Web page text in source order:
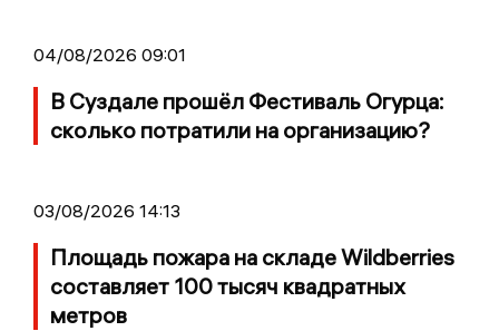
04/08/2026 09:01
В Суздале прошёл Фестиваль Огурца:
сколько потратили на организацию?
03/08/2026 14:13
Площадь пожара на складе Wildberries
составляет 100 тысяч квадратных
метров